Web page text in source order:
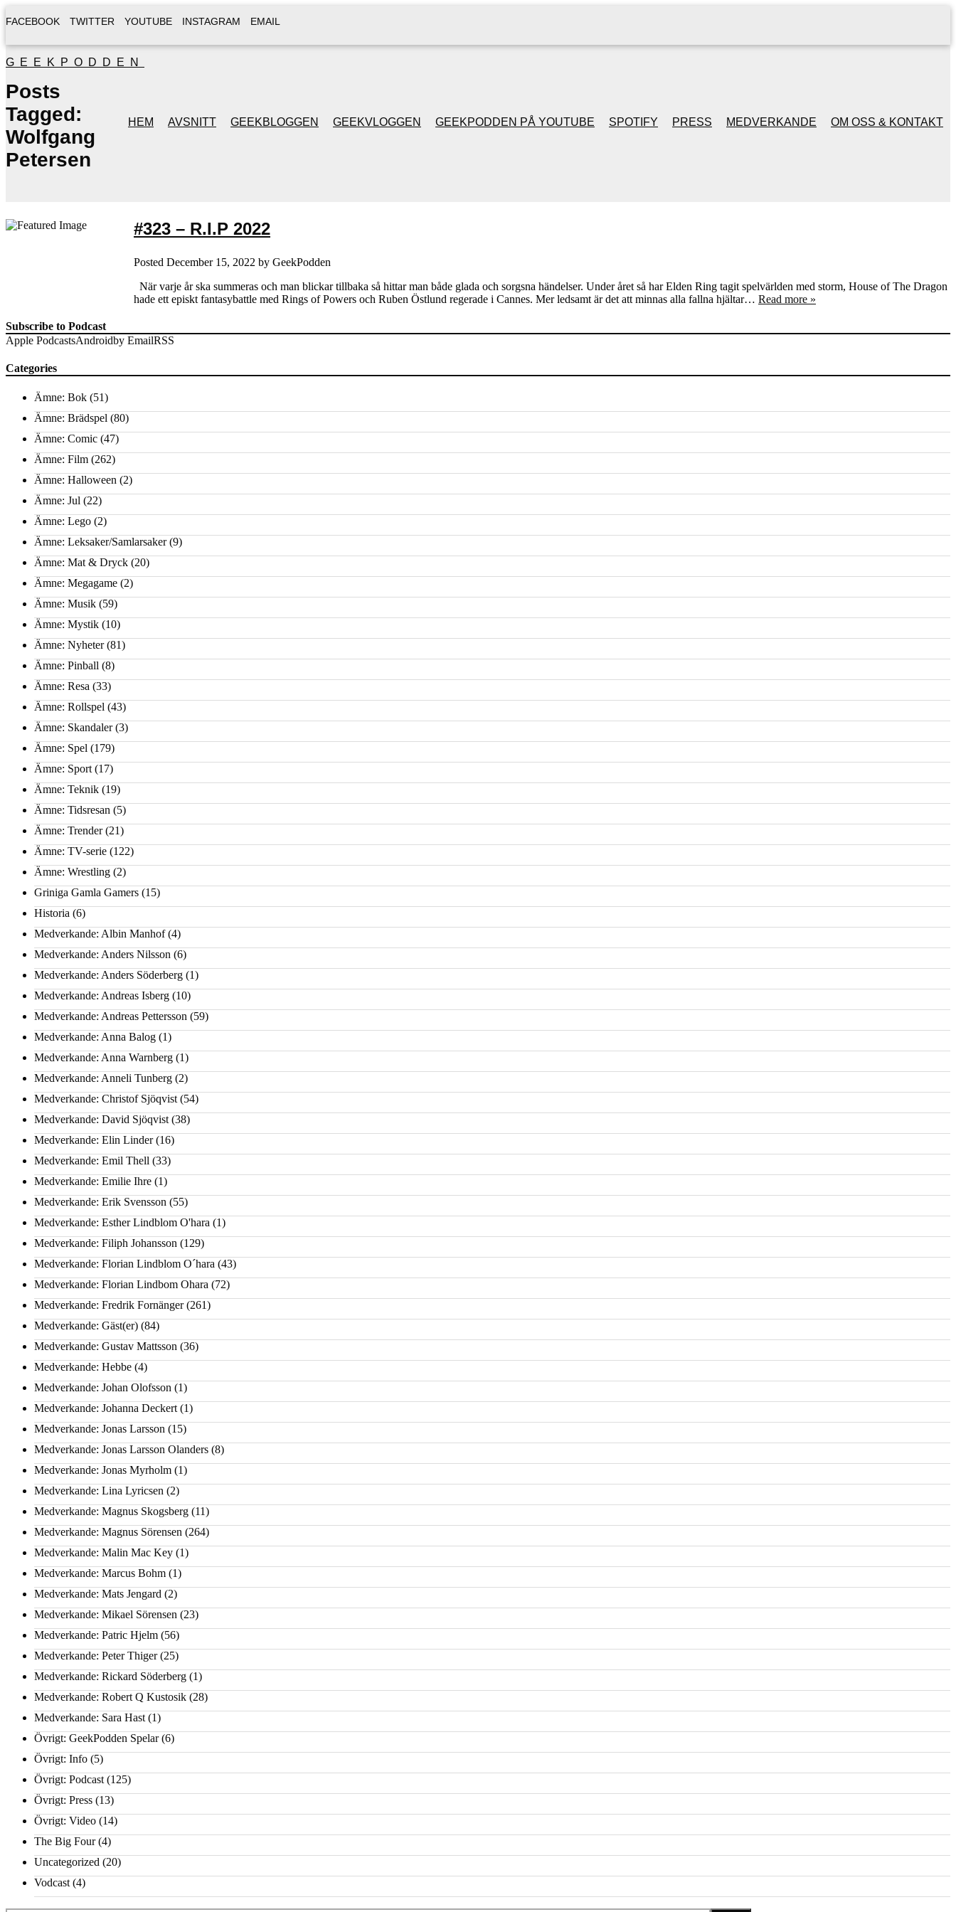
FACEBOOK TWITTER YOUTUBE INSTAGRAM EMAIL
GEEKPODDEN
HEM AVSNITT GEEKBLOGGEN GEEKVLOGGEN GEEKPODDEN PÅ YOUTUBE
GEEKPODDENS
JULSPECIALER 2013
SPOTIFY PRESS MEDVERKANDE OM OSS & KONTAKT
Posts
Tagged:
Wolfgang
Petersen
#323 – R.I.P 2022
Posted December 15, 2022 by GeekPodden
När varje år ska summeras och man blickar tillbaka så hittar man både glada och sorgsna händelser. Under året så har Elden Ring tagit spelvärlden med storm, House of The Dragon
hade ett episkt fantasybattle med Rings of Powers och Ruben Östlund regerade i Cannes. Mer ledsamt är det att minnas alla fallna hjältar… Read more »
Subscribe to Podcast
Apple PodcastsAndroidby EmailRSS
Categories
Ämne: Bok (51)
Ämne: Brädspel (80)
Ämne: Comic (47)
Ämne: Film (262)
Ämne: Halloween (2)
Ämne: Jul (22)
Ämne: Lego (2)
Ämne: Leksaker/Samlarsaker(9)
Ämne: Mat & Dryck (20)
Ämne: Megagame (2)
Ämne: Musik (59)
Ämne: Mystik (10)
Ämne: Nyheter(81)
Ämne: Pinball (8)
Ämne: Resa (33)
Ämne: Rollspel (43)
Ämne: Skandaler(3)
Ämne: Spel (179)
Ämne: Sport (17)
Ämne: Teknik (19)
Ämne: Tidsresan (5)
Ämne: Trender(21)
Ämne: TV-serie (122)
Ämne: Wrestling (2)
Griniga Gamla Gamers (15)
Historia (6)
Medverkande: Albin Manhof(4)
Medverkande: Anders Nilsson (6)
Medverkande: Anders Söderberg (1)
Medverkande: Andreas Isberg (10)
Medverkande: Andreas Pettersson (59)
Medverkande: Anna Balog (1)
Medverkande: Anna Warnberg (1)
Medverkande: Anneli Tunberg (2)
Medverkande: Christof Sjöqvist (54)
Medverkande: David Sjöqvist (38)
Medverkande: Elin Linder(16)
Medverkande: Emil Thell (33)
Medverkande: Emilie Ihre (1)
Medverkande: Erik Svensson (55)
Medverkande: Esther Lindblom O'hara (1)
Medverkande: Filiph Johansson (129)
Medverkande: Florian Lindblom O´hara (43)
Medverkande: Florian Lindbom Ohara (72)
Medverkande: Fredrik Fornänger(261)
Medverkande: Gäst(er) (84)
Medverkande: Gustav Mattsson (36)
Medverkande: Hebbe (4)
Medverkande: Johan Olofsson (1)
Medverkande: Johanna Deckert (1)
Medverkande: Jonas Larsson (15)
Medverkande: Jonas Larsson Olanders (8)
Medverkande: Jonas Myrholm (1)
Medverkande: Lina Lyricsen (2)
Medverkande: Magnus Skogsberg (11)
Medverkande: Magnus Sörensen (264)
Medverkande: Malin Mac Key (1)
Medverkande: Marcus Bohm (1)
Medverkande: Mats Jengard (2)
Medverkande: Mikael Sörensen (23)
Medverkande: Patric Hjelm (56)
Medverkande: Peter Thiger(25)
Medverkande: Rickard Söderberg (1)
Medverkande: Robert Q Kustosik (28)
Medverkande: Sara Hast (1)
Övrigt: GeekPodden Spelar(6)
Övrigt: Info (5)
Övrigt: Podcast (125)
Övrigt: Press (13)
Övrigt: Video (14)
The Big Four(4)
Uncategorized (20)
Vodcast (4)